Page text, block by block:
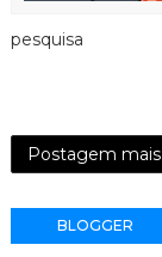
pesquisa
Postagem
BLOGGER